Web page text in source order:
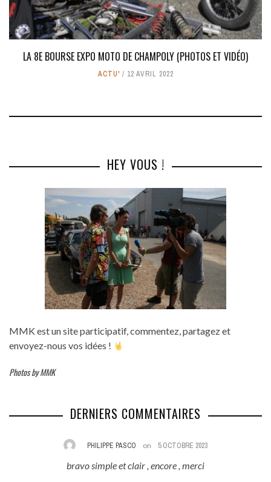
LA 8E BOURSE EXPO MOTO DE CHAMPOLY (PHOTOS ET VIDÉO)
ACTU' 12 AVRIL 2022
HEY VOUS !
MMK est un site participatif, commentez, partagez et
envoyez-nous vos idées !
Photos by MMK
DERNIERS COMMENTAIRES
PHILIPPE PASCO on 5 OCTOBRE 2023
bravo simple et clair , encore , merci